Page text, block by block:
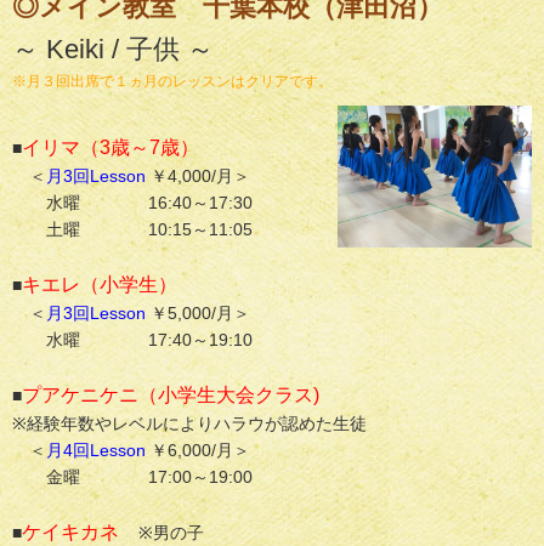
◎メイン教室 千葉本校（津田沼）
～ Keiki / 子供 ～
※月３回出席で１ヵ月のレッスンはクリアです。
■イリマ（3歳～7歳）
＜月3回Lesson ￥4,000/月＞
水曜 16:40～17:30
土曜
10:15～11:05
■キエレ（小学生）
＜ 月3回Lesson ￥5,000/月＞
水曜 17:40～19:10
■プアケニケニ（小学生大会クラス)
※経験年数やレベルによりハラウが認めた生徒
＜ 月4回Lesson ￥6,000/月＞
金曜 17:00～19:00
■ケイキカネ ※男の子